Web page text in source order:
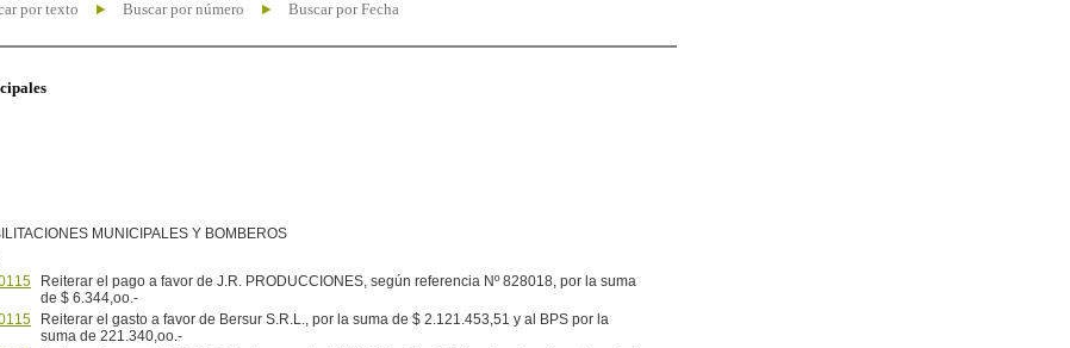
por texto Buscar por número Buscar por Fecha
MUNICIPALES Y BOMBEROS
Reiterar el pago a favor de J.R. PRODUCCIONES, según referencia Nº 828018, por la suma
de $ 6.344,oo.-
Reiterar el gasto a favor de Bersur S.R.L., por la suma de $ 2.121.453,51 y al BPS por la
suma de 221.340,oo.-